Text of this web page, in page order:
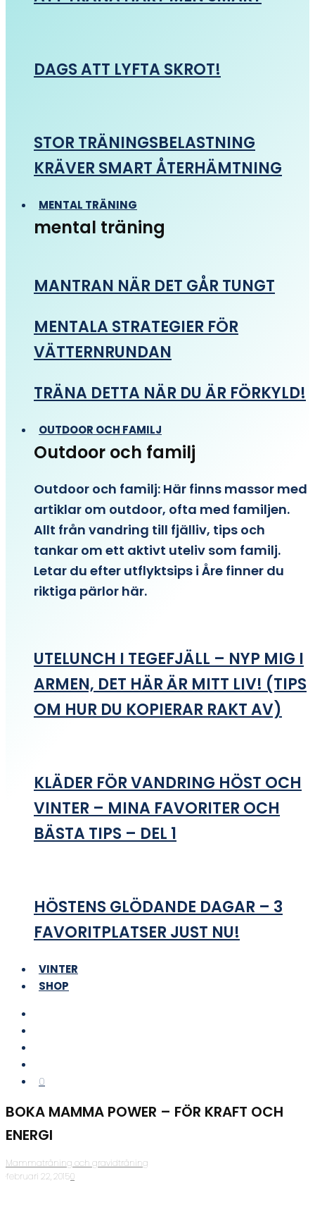
DAGS ATT LYFTA SKROT!
STOR TRÄNINGSBELASTNING
KRÄVER SMART ÅTERHÄMTNING
MENTAL TRÄNING
mental träning
MANTRAN NÄR DET GÅR TUNGT
MENTALA STRATEGIER FÖR
VÄTTERNRUNDAN
TRÄNA DETTA NÄR DU ÄR FÖRKYLD!
OUTDOOR OCH FAMILJ
Outdoor och familj
Outdoor och familj: Här finns massor med
artiklar om outdoor, ofta med familjen.
Allt från vandring till fjälliv, tips och
tankar om ett aktivt uteliv som familj.
Letar du efter utflyktsips i Åre finner du
riktiga pärlor här.
UTELUNCH I TEGEFJÄLL – NYP MIG I
ARMEN, DET HÄR ÄR MITT LIV! (TIPS
OM HUR DU KOPIERAR RAKT AV)
KLÄDER FÖR VANDRING HÖST OCH
VINTER – MINA FAVORITER OCH
BÄSTA TIPS – DEL 1
HÖSTENS GLÖDANDE DAGAR – 3
FAVORITPLATSER JUST NU!
VINTER
SHOP
0
BOKA MAMMA POWER – FÖR KRAFT OCH
ENERGI
Mammaträning och gravidträning
·februari 22, 2015·0